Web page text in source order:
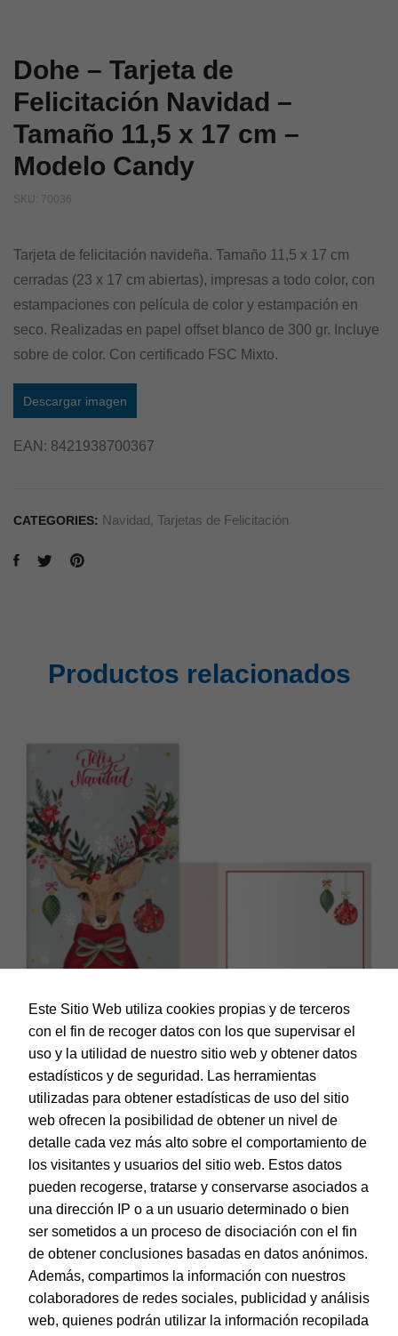
Dohe – Tarjeta de
Felicitación Navidad –
Tamaño 11,5 x 17 cm –
Modelo Candy
SKU: 70036
Tarjeta de felicitación navideña. Tamaño 11,5 x 17 cm
cerradas (23 x 17 cm abiertas), impresas a todo color, con
estampaciones con película de color y estampación en
seco. Realizadas en papel offset blanco de 300 gr. Incluye
sobre de color. Con certificado FSC Mixto.
Descargar imagen
EAN: 8421938700367
CATEGORIES: Navidad, Tarjetas de Felicitación
Productos relacionados
Dohe – Tarjeta de Felicitación Navidad – Tamaño 11,5 x 17
cm – Modelo Rudolf
EAN: 8421938700220
© Dohe - Camino de Madrid, 14
28970 • Humanes de Madrid (Madrid)
ESPAÑA
Este Sitio Web utiliza cookies propias y de terceros
con el fin de recoger datos con los que supervisar el
uso y la utilidad de nuestro sitio web y obtener datos
estadísticos y de seguridad. Las herramientas
utilizadas para obtener estadísticas de uso del sitio
web ofrecen la posibilidad de obtener un nivel de
detalle cada vez más alto sobre el comportamiento de
los visitantes y usuarios del sitio web. Estos datos
pueden recogerse, tratarse y conservarse asociados a
una dirección IP o a un usuario determinado o bien
ser sometidos a un proceso de disociación con el fin
de obtener conclusiones basadas en datos anónimos.
Además, compartimos la información con nuestros
colaboradores de redes sociales, publicidad y análisis
web, quienes podrán utilizar la información recopilada